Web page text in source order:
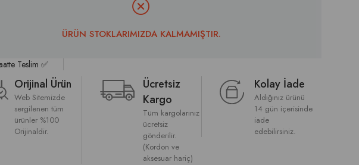
ÜRÜN STOKLARIMIZDA KALMAMIŞTIR.
Teslim ✅
Orijinal Ürün
Web Sitemizde
sergilenen tüm
ürünler %100
Orijinaldir.
Ücretsiz
Kargo
Tüm kargolarınız
ücretsiz
gönderilir.
(Kordon ve
aksesuar hariç)
Kolay İade
Aldığınız ürünü
14 gün içerisinde
iade
edebilirsiniz.